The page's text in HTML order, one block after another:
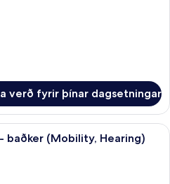
verð fyrir þínar dagsetningar
Rúmföt af bestu gerð, dúnsængur,
(Mobility, Hearing)